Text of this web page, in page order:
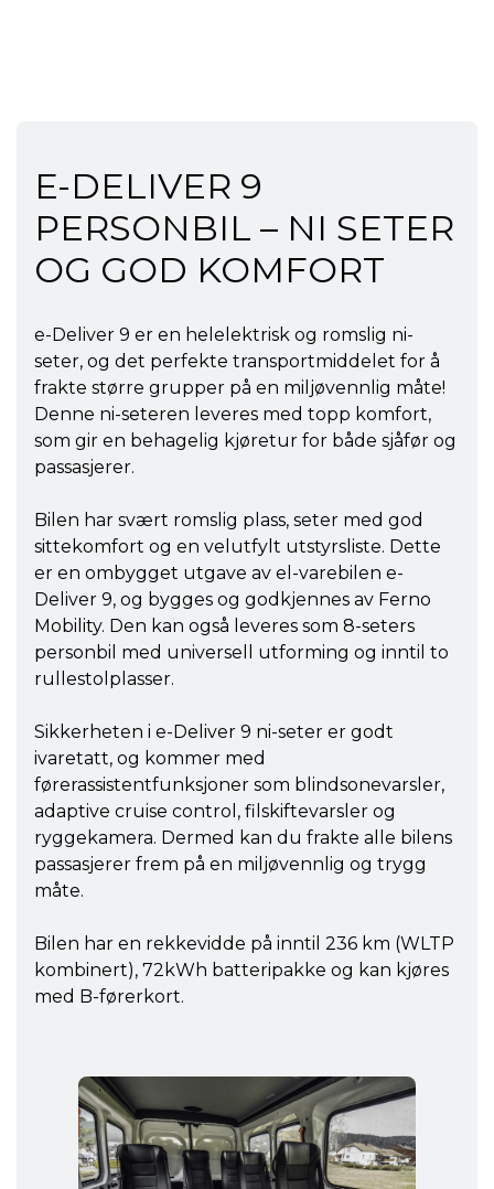
E-DELIVER 9
PERSONBIL – NI SETER
OG GOD KOMFORT
e-Deliver 9 er en helelektrisk og romslig ni-
seter, og det perfekte transportmiddelet for å
frakte større grupper på en miljøvennlig måte!
Denne ni-seteren leveres med topp komfort,
som gir en behagelig kjøretur for både sjåfør og
passasjerer.
Bilen har svært romslig plass, seter med god
sittekomfort og en velutfylt utstyrsliste. Dette
er en ombygget utgave av el-varebilen e-
Deliver 9, og bygges og godkjennes av Ferno
Mobility. Den kan også leveres som 8-seters
personbil med universell utforming og inntil to
rullestolplasser.
Sikkerheten i e-Deliver 9 ni-seter er godt
ivaretatt, og kommer med
førerassistentfunksjoner som blindsonevarsler,
adaptive cruise control, filskiftevarsler og
ryggekamera. Dermed kan du frakte alle bilens
passasjerer frem på en miljøvennlig og trygg
måte.
Bilen har en rekkevidde på inntil 236 km (WLTP
kombinert), 72kWh batteripakke og kan kjøres
med B-førerkort.